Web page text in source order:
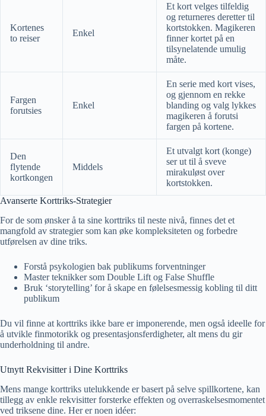
Kortenes
to reiser
Enkel
Et kort velges tilfeldig
og returneres deretter til
kortstokken. Magikeren
finner kortet på en
tilsynelatende umulig
måte.
Fargen
forutsies
Enkel
En serie med kort vises,
og gjennom en rekke
blanding og valg lykkes
magikeren å forutsi
fargen på kortene.
Den
flytende
kortkongen
Middels
Et utvalgt kort (konge)
ser ut til å sveve
mirakuløst over
kortstokken.
Avanserte Korttriks-Strategier
For de som ønsker å ta sine korttriks til neste nivå, finnes det et
mangfold av strategier som kan øke kompleksiteten og forbedre
utførelsen av dine triks.
Forstå psykologien bak publikums forventninger
Master teknikker som Double Lift og False Shuffle
Bruk ‘storytelling’ for å skape en følelsesmessig kobling til ditt
publikum
Du vil finne at korttriks ikke bare er imponerende, men også ideelle for
å utvikle finmotorikk og presentasjonsferdigheter, alt mens du gir
underholdning til andre.
Utnytt Rekvisitter i Dine Korttriks
Mens mange korttriks utelukkende er basert på selve spillkortene, kan
tillegg av enkle rekvisitter forsterke effekten og overraskelsesmomentet
ved triksene dine. Her er noen idéer: